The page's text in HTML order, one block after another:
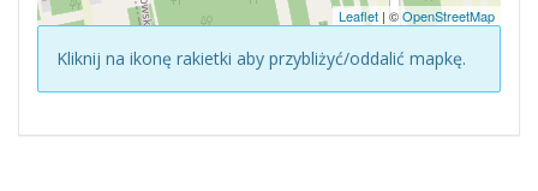
Leaflet | ©OpenStreetMap
Kliknij na ikonę rakietki aby przybliżyć/oddalić mapkę.